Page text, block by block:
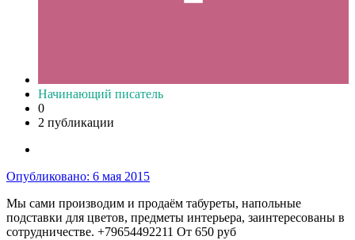
Начинающий писатель
0
2 публикации
Опубликовано: 6 мая 2015
Мы сами производим и продаём табуреты, напольные
подставки для цветов, предметы интерьера, заинтересованы в
сотрудничестве. +79654492211 От 650 руб